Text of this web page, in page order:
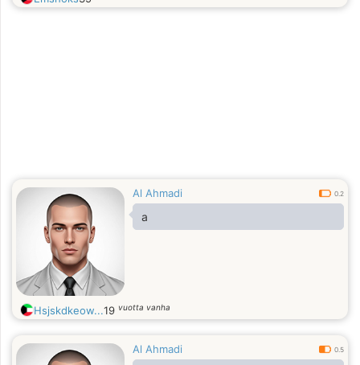
Al Ahmadi 0.2
a
Hsjskdkeow...19 vuotta vanha
Al Ahmadi 0.5